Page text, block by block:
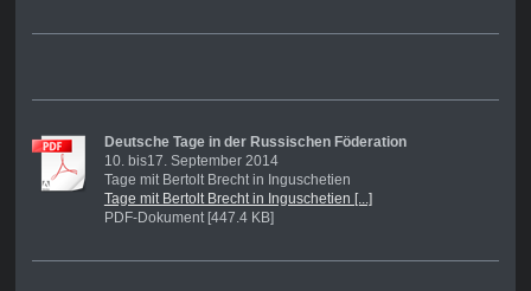
Deutsche Tage in der Russischen Föderation
10. bis17. September 2014
Tage mit Bertolt Brecht in Inguschetien
Tage mit Bertolt Brecht in Inguschetien [...]
PDF-Dokument [447.4 KB]